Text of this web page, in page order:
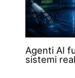
Agenti AI
sistemi